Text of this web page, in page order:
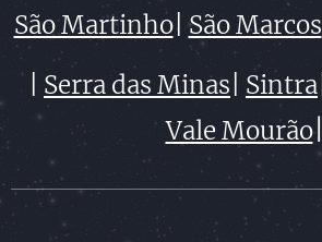
São Martinho| São Marcos
Serra das Minas Sintra
Vale Mourão|